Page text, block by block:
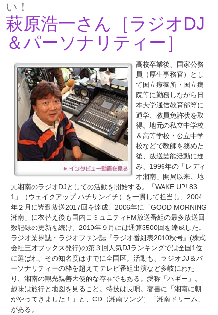
い！
萩原浩一さん［ラジオDJ
＆パーソナリティー］
高校卒業後、国家公務
員（厚生事務官）とし
て国立療養所・国立病
院等に勤務しながら日
本大学通信教育部等に
通学、教員免許状を取
得。地元の私立中学校
＆高等学校・公立中学
校などで教師を務めた
後、放送芸能活動に進
み、1996年の「レディ
オ湘南」開局以来、地
元湘南のラジオDJとしての活動を開始する。「WAKE UP! 83.
1」（ウェイクアップ ハチサンイチ）を一貫して担当し、2004
年２月に皆勤放送2017回を達成。2006年に「GOOD MORNING
湘南」に衣替え後も国内コミュニティFM放送番組の最多放送回
数記録の更新を続け、2010年９月には通算3500回を達成した。
ラジオ業界誌・ラジオファン誌『ラジオ番組表2010秋号』(株式
会社三才ブックス発行)の第３回人気DJランキングでは全国1位
に選ばれ、その知名度はすでに全国区。活動も、ラジオDJ＆パ
ーソナリティーの枠を超えてテレビ番組出演など多岐にわた
り、湘南の観光親善大使的な存在でもある。愛称「ハギー」。
趣味は旅行と地図を見ること。特技は長唄。著書に「湘南に朝
がやってきました！」と、CD（湘南ソング）「湘南ドリーム」
がある。